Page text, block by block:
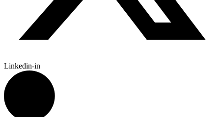
Linkedin-in